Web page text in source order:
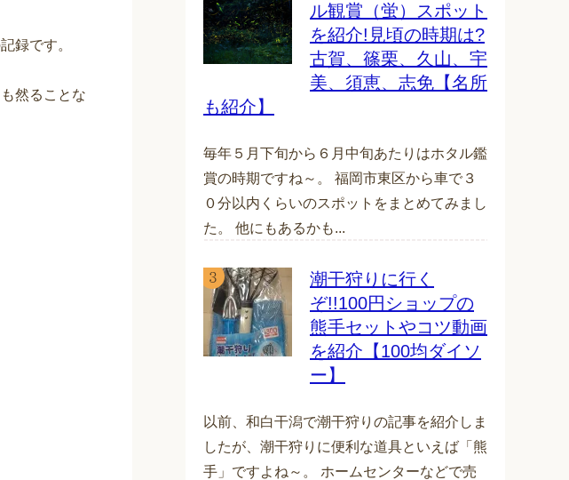
録です。
然ることな
ル観賞（蛍）スポット
を紹介!見頃の時期は?
古賀、篠栗、久山、宇
美、須恵、志免【名所
も紹介】
毎年５月下旬から６月中旬あたりはホタル鑑
賞の時期ですね～。 福岡市東区から車で３
０分以内くらいのスポットをまとめてみまし
た。 他にもあるかも...
潮干狩りに行く
ぞ!!100円ショップの
熊手セットやコツ動画
を紹介【100均ダイソ
ー】
以前、和白干潟で潮干狩りの記事を紹介しま
したが、潮干狩りに便利な道具といえば「熊
手」ですよね～。 ホームセンターなどで売